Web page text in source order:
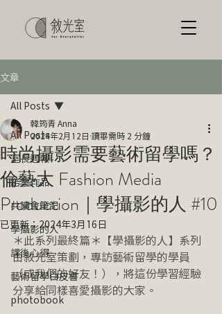
文章
All Posts
室長週報
結業作品
共讀會筆記
學攝影的人
課後心得
藝術留學白皮書
photobook
All Posts
時尚攝影需要藝術留學嗎？
倫藝大 Fashion Media
Production｜學攝影的人 #10
韓筠青 Anna
2024年2月12日 讀畢需時 2 分鐘
已更新：2024年3月16日
＊此系列最終篇＊【學攝影的人】系列
由敘光室策劃，專訪藝術留學的學員
（或我們的好友！），將這份學習經驗
分享給同樣喜愛攝影的大家。